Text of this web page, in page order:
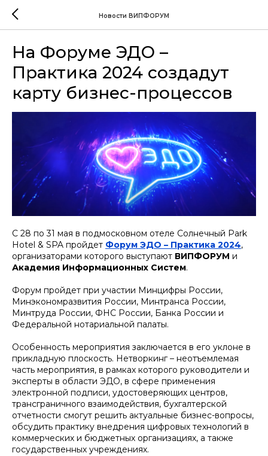
Новости ВИПФОРУМ
На Форуме ЭДО –
Практика 2024 создадут
карту бизнес-процессов
С 28 по 31 мая в подмосковном отеле Солнечный Park
Hotel & SPA пройдет Форум ЭДО – Практика 2024,
организаторами которого выступают ВИПФОРУМ и
Академия Информационных Систем.
Форум пройдет при участии Минцифры России,
Минэкономразвития России, Минтранса России,
Минтруда России, ФНС России, Банка России и
Федеральной нотариальной палаты.
Особенность мероприятия заключается в его уклоне в
прикладную плоскость. Нетворкинг – неотъемлемая
часть мероприятия, в рамках которого руководители и
эксперты в области ЭДО, в сфере применения
электронной подписи, удостоверяющих центров,
трансграничного взаимодействия, бухгалтерской
отчетности смогут решить актуальные бизнес-вопросы,
обсудить практику внедрения цифровых технологий в
коммерческих и бюджетных организациях, а также
государственных учреждениях.